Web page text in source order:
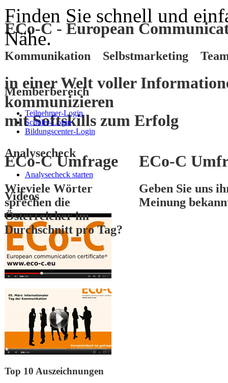
ECo-C - European
Kommunikation Selbstmarketing
in einer Welt voller
kommunizieren
mitSoftskillszum Erfolg
ECo-C Umfrage
Wieviele Wörter
sprechen die
Österreicher im
Durchschnitt pro Tag?
ECo-C
Geben Sie uns
Meinung
3
Finden Sie schnell und
Nähe.
Memberbereich
Teilnehmer-Login
Schüler-Login
Bildungscenter-Login
Analysecheck
Analysecheck starten
Videos
Top 10 Auszeichnungen